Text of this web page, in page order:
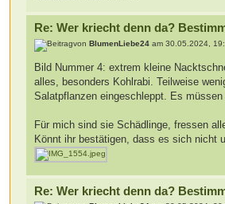
Re: Wer kriecht denn da?
vonBlumenLiebe24 am 30.05.2024,
Bild Nummer 4: extrem kleine
alles, besonders Kohlrabi. Teilweise
Salatpflanzen eingeschleppt. Es müssen
Für mich sind sie Schädlinge, fressen
Könnt ihr bestätigen, dass es sich nicht
Re: Wer kriecht denn da?